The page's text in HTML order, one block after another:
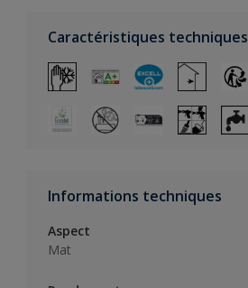
Caractéristiques techniques
Informations techniques
Aspect
Mat